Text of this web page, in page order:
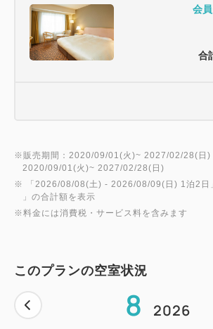
会
合
※販売期間：2020/09/01(火)~ 2027/02/28(日)
2020/09/01(火)~ 2027/02/28(日)
※ 「 2026/08/08(土) - 2026/08/09(日) 1泊2日
」の合計額を表示
※料金には消費税・サービス料を含みます
このプランの空室状況
8 2026